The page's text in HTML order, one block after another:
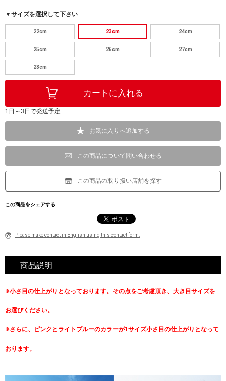
▼サイズを選択して下さい
22cm 23cm 24cm
25cm 26cm 27cm
28cm
1日～3日で発送予定
お気に入りへ追加する
この商品について問い合わせる
この商品の取り扱い店舗を探す
この商品をシェアする
Please make contact in English using this contact form.
商品説明
※小さ目の仕上がりとなっております。その点をご考慮頂き、大き目サイズを
お選びください。
※さらに、ピンクとライトブルーのカラーが1サイズ小さ目の仕上がりとなって
おります。